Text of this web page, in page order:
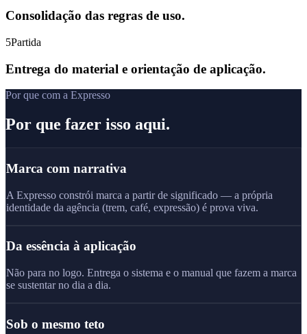
Consolidação das regras de uso.
5Partida
Entrega do material e orientação de aplicação.
Por que com a Expresso
Por que fazer isso aqui.
Marca com narrativa
A Expresso constrói marca a partir de significado — a própria
identidade da agência (trem, café, expressão) é prova viva.
Da essência à aplicação
Não para no logo. Entrega o sistema e o manual que fazem a marca
se sustentar no dia a dia.
Sob o mesmo teto